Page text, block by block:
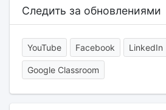
Следить за обновлениями
YouTube Facebook LinkedIn
Google Classroom